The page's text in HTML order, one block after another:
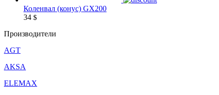
Коленвал (конус) GX200
34 $
Производители
AGT
AKSA
ELEMAX